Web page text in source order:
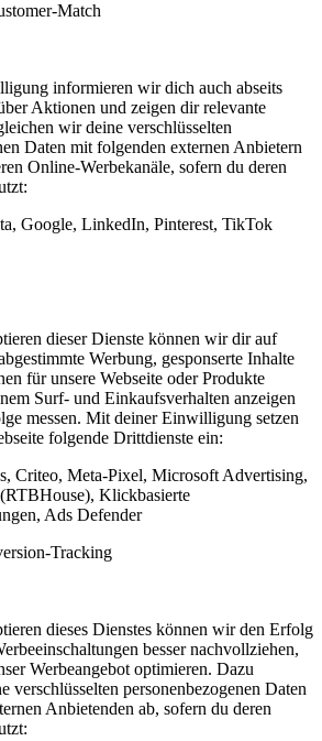
Match
informieren wir dich auch abseits
Aktionen und zeigen dir relevante
wir deine verschlüsselten
Daten mit folgenden externen Anbietern
Online-Werbekanäle, sofern du deren
Google, LinkedIn, Pinterest, TikTok
dieser Dienste können wir dir auf
Werbung, gesponserte Inhalte
für unsere Webseite oder Produkte
Surf- und Einkaufsverhalten anzeigen
messen. Mit deiner Einwilligung setzen
folgende Drittdienste ein:
Criteo, Meta-Pixel, Microsoft Advertising,
Klickbasierte
Ads Defender
Tracking
dieses Dienstes können wir den Erfolg
besser nachvollziehen,
Werbeangebot optimieren. Dazu
verschlüsselten personenbezogenen Daten
Anbietenden ab, sofern du deren